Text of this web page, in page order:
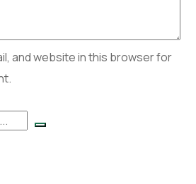
and website in this browser for